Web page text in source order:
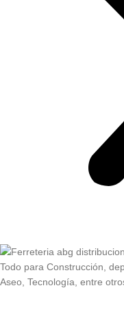
Todo para Construcción,
Aseo, Tecnología, entre